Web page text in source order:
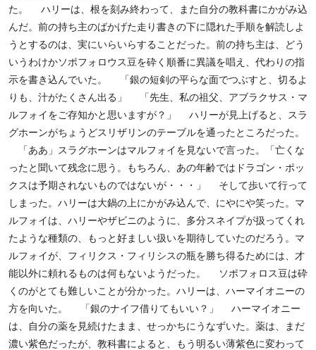
た。 ハリーは、根を刻み終わって、また自分の教科書にかがみ込
んだ。前の持ち主のばかげた走り書きの下に隠れた手順を解読しよ
うとするのは、実にいらいらすることだった。前の持ち主は、どう
いうわけかソポフォロウス豆を砕く順番に異議を唱え、代わりの指
示を書き込んでいた。 「銀の短剣の平らな面でつぶすと、切るよ
りも、汁がたくさん出る」 「先生、私の祖父、アブラクサス・マ
ルフォイをご存知かと思いますが？」 ハリーが見上げると、スラ
グホーンがちょうどスリザリンのテーブルを通ったところだった。
「ああ」スラグホーンはマルフォイを見ないで言った。「亡くな
ったと聞いて残念に思う。もちろん、あの年齢ではドラゴン・ポッ
クスは予期されないものではないが・・・」 そして歩いて行って
しまった。ハリーは大鍋の上にかがみ込んで、にやにや笑った。マ
ルフォイは、ハリーやザビニのように、多分スネイプが扱ってくれ
たような種類の、もっと好ましい扱いを期待していたのだろう。マ
ルフォイが、フィリクス・フィリシスの瓶を勝ち得るためには、才
能以外に頼れるものは何もないようだった。 ソポフォロス豆は砕
くのがとても難しいことが分かった。ハリーは、ハーマイオニーの
方を向いた。 「銀のナイフ借りてもいい？」 ハーマイオニー
は、自分の薬を見続けたまま、せっかちにうなずいた。薬は、まだ
濃い紫色だったが、教科書によると、もう明るい薄紫色に変わって